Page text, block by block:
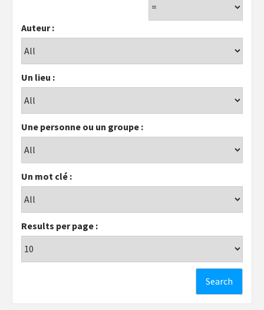
Auteur :
Un lieu :
Une personne ou un groupe :
Un mot clé :
Results per page :